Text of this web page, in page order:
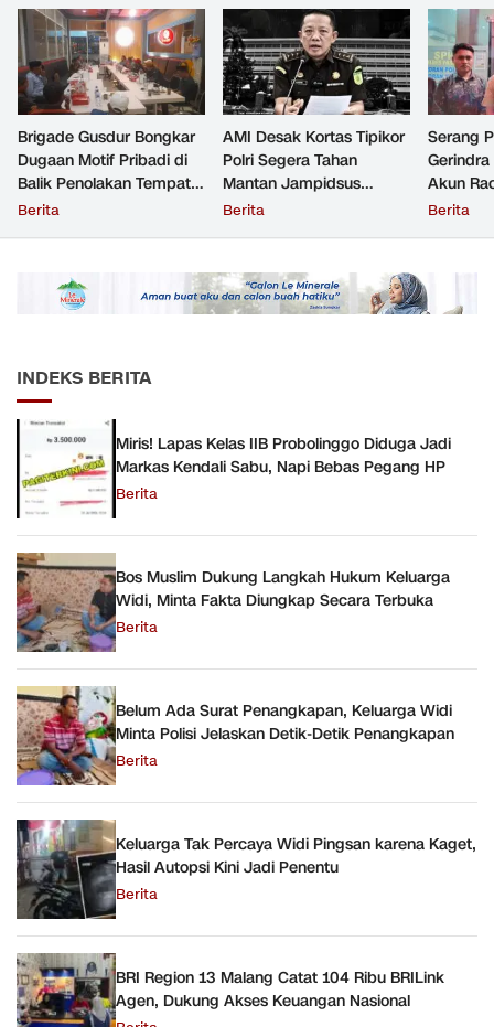
Brigade Gusdur Bongkar
Dugaan Motif Pribadi di
Balik Penolakan Tempat
Ibadah GKJW Bangil
Berita
AMI Desak Kortas Tipikor
Polri Segera Tahan
Mantan Jampidsus
Tersangka Korupsi
Berita
Serang
Akun
Resmi
Berita
INDEKS BERITA
Miris! Lapas Kelas IIB Probolinggo Diduga Jadi
Markas Kendali Sabu, Napi Bebas Pegang HP
Berita
Bos Muslim Dukung Langkah Hukum Keluarga
Widi, Minta Fakta Diungkap Secara Terbuka
Berita
Belum Ada Surat Penangkapan, Keluarga Widi
Minta Polisi Jelaskan Detik-Detik Penangkapan
Berita
Keluarga Tak Percaya Widi Pingsan karena Kaget,
Hasil Autopsi Kini Jadi Penentu
Berita
BRI Region 13 Malang Catat 104 Ribu BRILink
Agen, Dukung Akses Keuangan Nasional